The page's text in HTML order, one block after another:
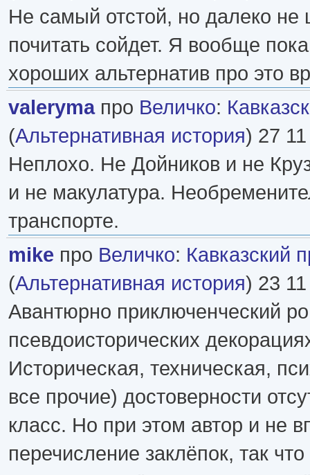
Не самый отстой, но далеко не
почитать сойдет. Я вообще
хороших альтернатив про это
valerymaпро Величко:
(Альтернативная история) 27 11
Неплохо. Не Дойников и не
и не макулатура.
транспорте.
mike про Величко: Кавказский
(Альтернативная история) 23 11
Авантюрно приключенческий
псевдоисторических
Историческая, техническая,
все прочие) достоверности
класс. Но при этом автор и не
перечисление заклёпок, так